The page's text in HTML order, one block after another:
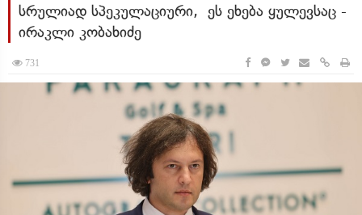
სრულიად სპეკულაციური, ეს ეხება ყულევსაც -
ირაკლი კობახიძე
731